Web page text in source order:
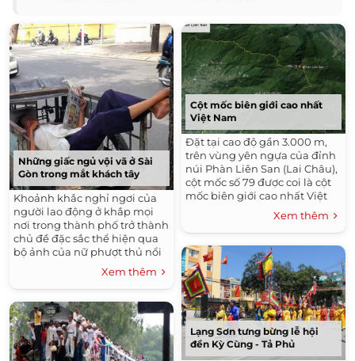
Những giấc ngủ vội vã ở Sài
Gòn trong mắt khách tây
Khoảnh khắc nghỉ ngơi của
người lao động ở khắp mọi
nơi trong thành phố trở thành
chủ đề đặc sắc thể hiện qua
bộ ảnh của nữ phượt thủ nổi
Xem thêm
Cột mốc biên giới cao nhất
Việt Nam
Đặt tại cao độ gần 3.000 m,
trên vùng yên ngựa của đỉnh
núi Phàn Liên San (Lai Châu),
cột mốc số 79 được coi là cột
mốc biên giới cao nhất Việt
Xem thêm
Lạng Sơn tưng bừng lễ hội
đền Kỳ Cùng - Tả Phủ